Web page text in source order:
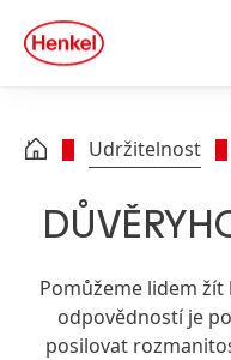
Skip to footer
quick
search
Udržitelnost
Pomůžeme lidem žít
odpovědností je
posilovat